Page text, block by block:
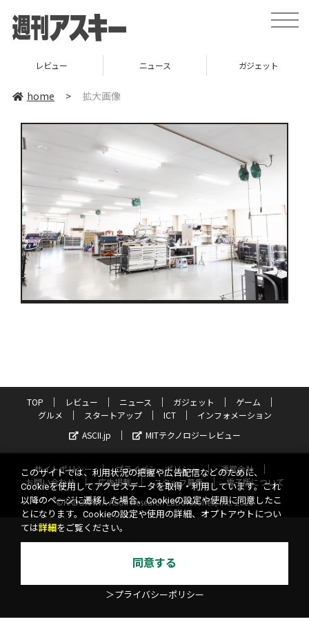
toggle
レビュー ニュース ガジェット
home > 拡大画像
TOP レビュー ニュース ガジェット
ゲーム
グルメ
スタートアップ ICT
インフォメーション
ASCII.jp
MITテクノロジーレビュー
サイトポリシー プライバシーポリシー
運営会社
お問い合わせ
広告掲載 スタッフ募集
電子版について
©KADOKAWA ASCII Research Laboratories, Inc. 2026
このサイトでは、利用状況の把握や広告配信などのために、
Cookieを使用してアクセスデータを取得・利用しています。これ
以降のページに遷移した場合、Cookieの設定や使用に同意したこ
とになります。Cookieの設定や使用の詳細、オプトアウトについ
ては詳細 をご覧ください。
同意する
＞プライバシーポリシー